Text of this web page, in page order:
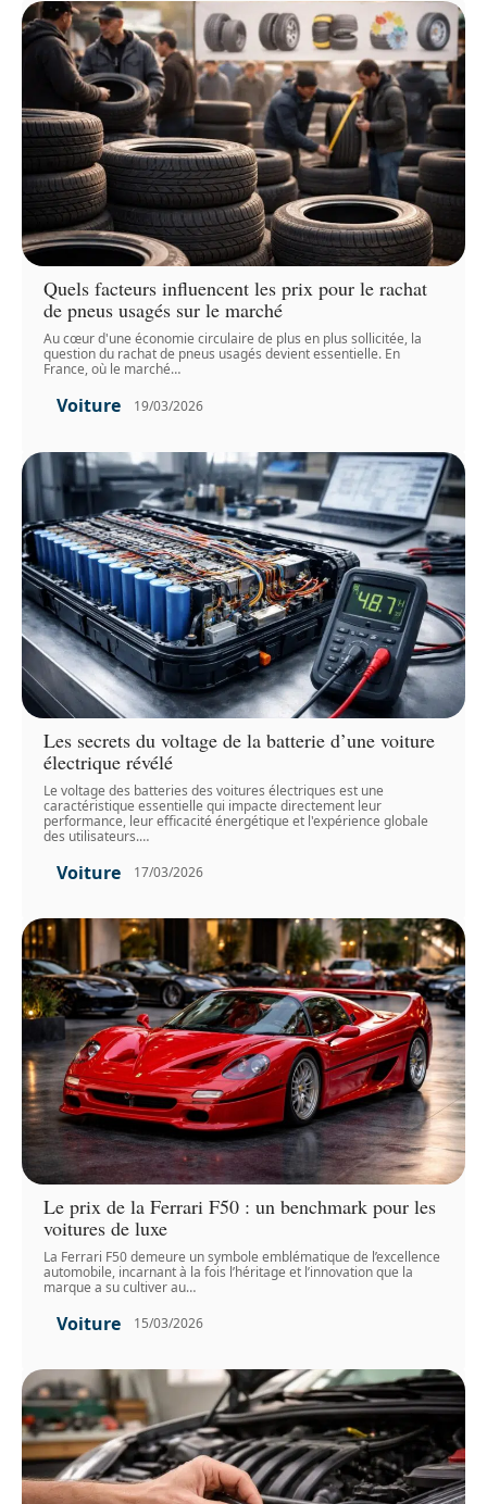
Quels facteurs influencent les prix pour le rachat
de pneus usagés sur le marché
Au cœur d'une économie circulaire de plus en plus sollicitée, la
question du rachat de pneus usagés devient essentielle. En
France, où le marché…
Voiture 19/03/2026
Les secrets du voltage de la batterie d’une voiture
électrique révélé
Le voltage des batteries des voitures électriques est une
caractéristique essentielle qui impacte directement leur
performance, leur efficacité énergétique et l'expérience globale
des utilisateurs.…
Voiture 17/03/2026
Le prix de la Ferrari F50 : un benchmark pour les
voitures de luxe
La Ferrari F50 demeure un symbole emblématique de l’excellence
automobile, incarnant à la fois l’héritage et l’innovation que la
marque a su cultiver au…
Voiture 15/03/2026